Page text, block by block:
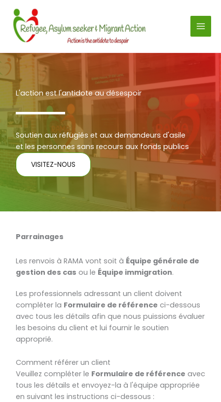
contenu
L'action est l'antidote au désespoir
Soutien aux réfugiés et aux demandeurs d'asile
et les personnes sans recours aux fonds publics
VISITEZ-NOUS
Parrainages
Les renvois à RAMA vont soit à Équipe générale de
gestion des cas ou le Équipe immigration.
Les professionnels adressant un client doivent
compléter la Formulaire de référence ci-dessous
avec tous les détails afin que nous puissions évaluer
les besoins du client et lui fournir le soutien
approprié.
Comment référer un client
Veuillez compléter le Formulaire de référence avec
tous les détails et envoyez-la à l'équipe appropriée
en suivant les instructions ci-dessous :